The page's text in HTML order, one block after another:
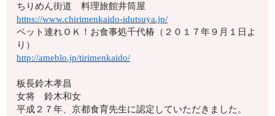
ちりめん街道 料理旅館井筒屋
https://www.chirimenkaido-idutsuya.jp/
ペット連れＯＫ！お食事処千代椿（２０１７年９月１日よ
り）
http://ameblo.jp/tirimenkaido/
板長鈴木孝昌
女将 鈴木和女
平成２７年、京都食育先生に認定していただきました。